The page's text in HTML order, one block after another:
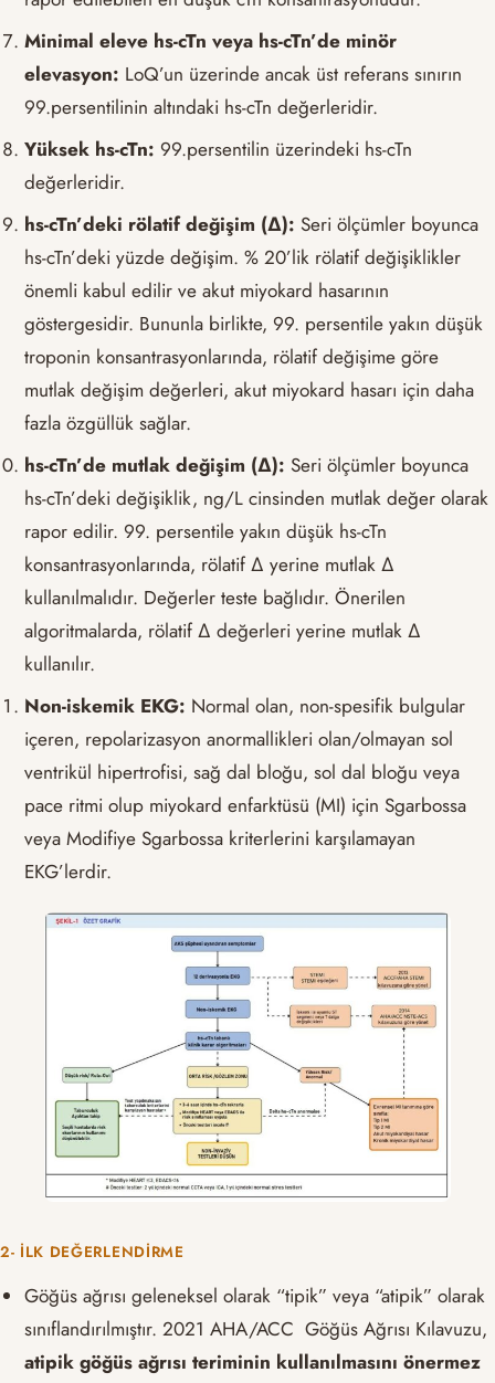
Minimal eleve hs-cTn veya hs-cTn’de minör
elevasyon: LoQ’un üzerinde ancak üst referans sınırın
99.persentilinin altındaki hs-cTn değerleridir.
Yüksek hs-cTn: 99.persentilin üzerindeki hs-cTn
değerleridir.
hs-cTn’deki rölatif değişim (∆): Seri ölçümler boyunca
hs-cTn’deki yüzde değişim. % 20’lik rölatif değişiklikler
önemli kabul edilir ve akut miyokard hasarının
göstergesidir. Bununla birlikte, 99. persentile yakın düşük
troponin konsantrasyonlarında, rölatif değişime göre
mutlak değişim değerleri, akut miyokard hasarı için daha
fazla özgüllük sağlar.
hs-cTn’de mutlak değişim (∆): Seri ölçümler boyunca
hs-cTn’deki değişiklik, ng/L cinsinden mutlak değer olarak
rapor edilir. 99. persentile yakın düşük hs-cTn
konsantrasyonlarında, rölatif ∆ yerine mutlak ∆
kullanılmalıdır. Değerler teste bağlıdır. Önerilen
algoritmalarda, rölatif ∆ değerleri yerine mutlak ∆
kullanılır.
Non-iskemik EKG: Normal olan, non-spesifik bulgular
içeren, repolarizasyon anormallikleri olan/olmayan sol
ventrikül hipertrofisi, sağ dal bloğu, sol dal bloğu veya
pace ritmi olup miyokard enfarktüsü (MI) için Sgarbossa
veya Modifiye Sgarbossa kriterlerini karşılamayan
EKG’lerdir.
2- İLK DEĞERLENDIRME
Göğüs ağrısı geleneksel olarak “tipik” veya “atipik” olarak
sınıflandırılmıştır. 2021 AHA/ACC Göğüs Ağrısı Kılavuzu,
atipik göğüs ağrısı teriminin kullanılmasını önermez